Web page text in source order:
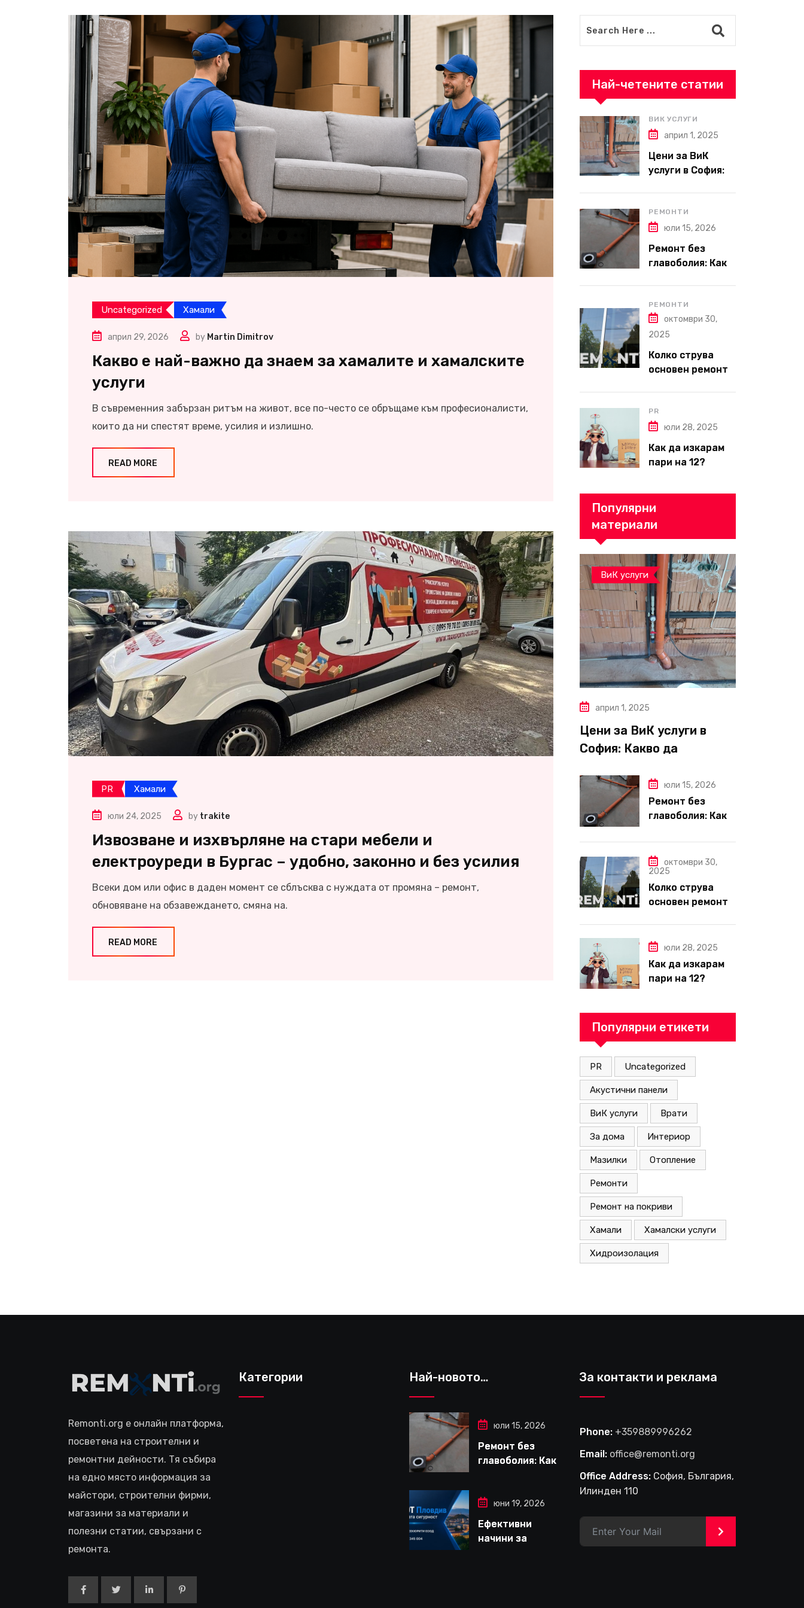
Uncategorized Хамали
април 29, 2026 by Martin Dimitrov
Какво е най-важно да знаем за хамалите и хамалските
услуги
В съвременния забързан ритъм на живот, все по-често се обръщаме към професионалисти,
които да ни спестят време, усилия и излишно.
READ MORE
PR Хамали
юли 24, 2025 by trakite
Извозване и изхвърляне на стари мебели и
електроуреди в Бургас – удобно, законно и без усилия
Всеки дом или офис в даден момент се сблъсква с нуждата от промяна – ремонт,
обновяване на обзавеждането, смяна на.
READ MORE
Най-четените статии
ВИК УСЛУГИ
април 1, 2025
Цени за ВиК
услуги в София:
2025 г.?
РЕМОНТИ
юли 15, 2026
Ремонт без
главоболия: Как
за вътрешни
ремонти във
Варна
РЕМОНТИ
октомври 30,
2025
Колко струва
основен ремонт
пълен наръчник
за планиране и
бюджет
PR
юли 28, 2025
Как да изкарам
пари на 12?
Популярни
материали
ВиК услуги
април 1, 2025
Цени за ВиК услуги в
София: Какво да
юли 15, 2026
Ремонт без
главоболия: Как
надеждна фирма
за вътрешни
ремонти във
Варна
октомври 30,
2025
Колко струва
основен ремонт
пълен наръчник
за планиране и
юли 28, 2025
Как да изкарам
пари на 12?
Популярни етикети
PR Uncategorized
Акустични панели
ВиК услуги Врати
За дома Интериор
Мазилки Отопление
Ремонти
Ремонт на покриви
Хамали Хамалски услуги
Хидроизолация
Remonti.org е онлайн платформа,
посветена на строителни и
ремонтни дейности. Тя събира
на едно място информация за
майстори, строителни фирми,
магазини за материали и
полезни статии, свързани с
ремонта.
Категории Най-новото…
юли 15, 2026
Ремонт без
главоболия: Как
за вътрешни
ремонти във
Варна
юни 19, 2026
Ефективни
начини за
За контакти и реклама
Phone: +359889996262
Email: office@remonti.org
Office Address: София, България,
Илинден 110
>